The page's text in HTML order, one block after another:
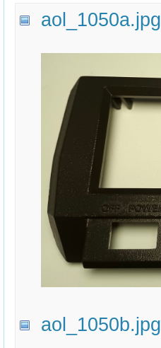
aol_1050a.jpg
aol_1050b.jpg